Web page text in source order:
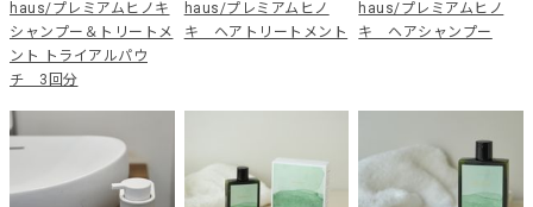
haus/プレミアムヒノキ
シャンプー＆トリートメ
ント トライアルパウ
チ 3回分
haus/プレミアムヒノ
キ ヘアトリートメント
haus/プレミアムヒノ
キ ヘアシャンプー